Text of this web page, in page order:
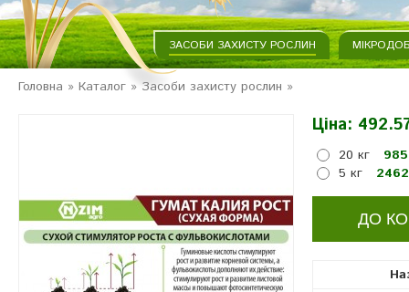
ЗАСОБИ ЗАХИСТУ РОСЛИН
Головна » Каталог » Засоби захисту рослин »
Ціна:
20 кг
5 кг